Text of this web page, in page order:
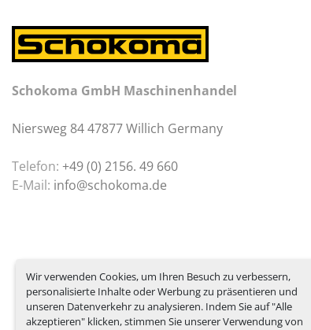
Wir verwenden Cookies, um Ihren Besuch zu verbessern,
personalisierte Inhalte oder Werbung zu präsentieren und
unseren Datenverkehr zu analysieren. Indem Sie auf "Alle
akzeptieren" klicken, stimmen Sie unserer Verwendung von
Schokoma GmbH Maschinenhandel
Niersweg 84 47877 Willich Germany
Telefon: +49 (0) 2156. 49 660
E-Mail: info@schokoma.de